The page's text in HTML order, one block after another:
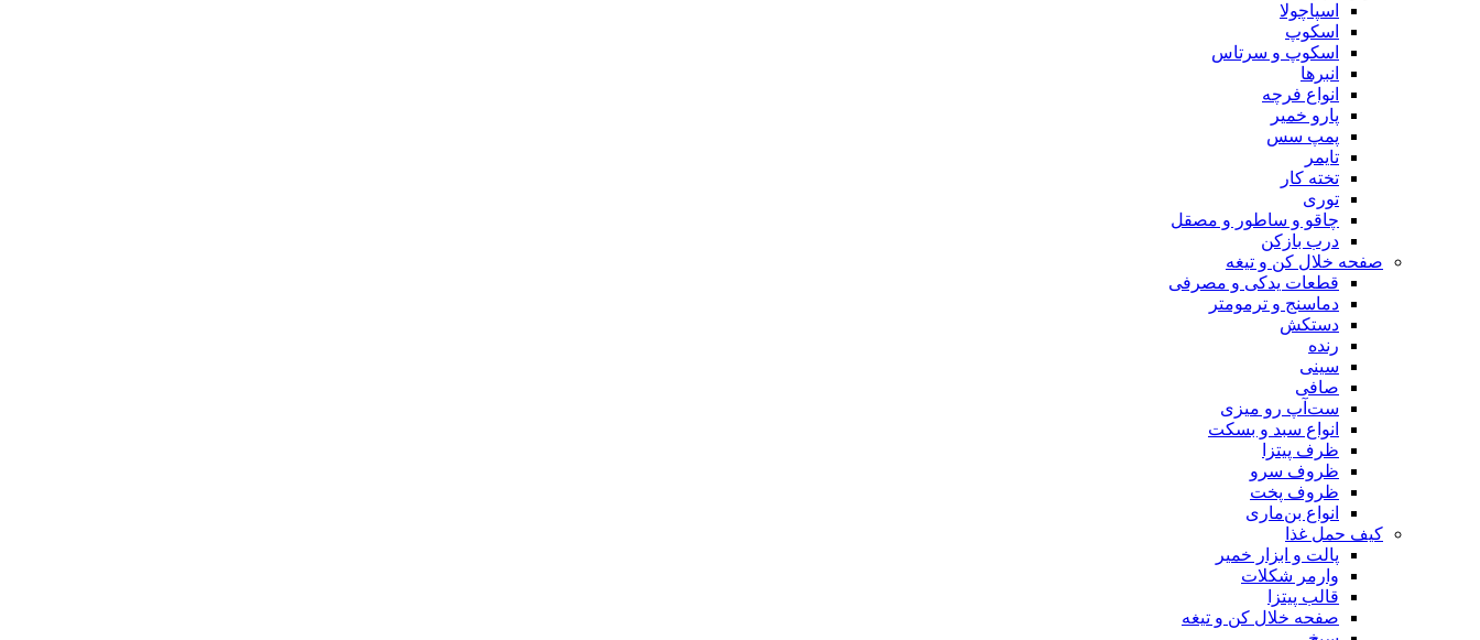
اسپاچولا
اسکوپ
اسکوپ و سرتاس
انبرها
انواع فرچه
پارو خمیر
پمپ سس
تایمر
تخته کار
توری
چاقو و ساطور و مصقل
درب بازکن
صفحه خلال کن و تیغه
قطعات یدکی و مصرفی
دماسنج و ترمومتر
دستکش
رنده
سینی
صافی
ست‌آپ رو میزی
انواع سبد و بسکت
ظرف پیتزا
ظروف سرو
ظروف پخت
انواع بن‌ماری
کیف حمل غذا
پالت و ابزار خمیر
وارمر شکلات
قالب پیتزا
صفحه خلال کن و تیغه